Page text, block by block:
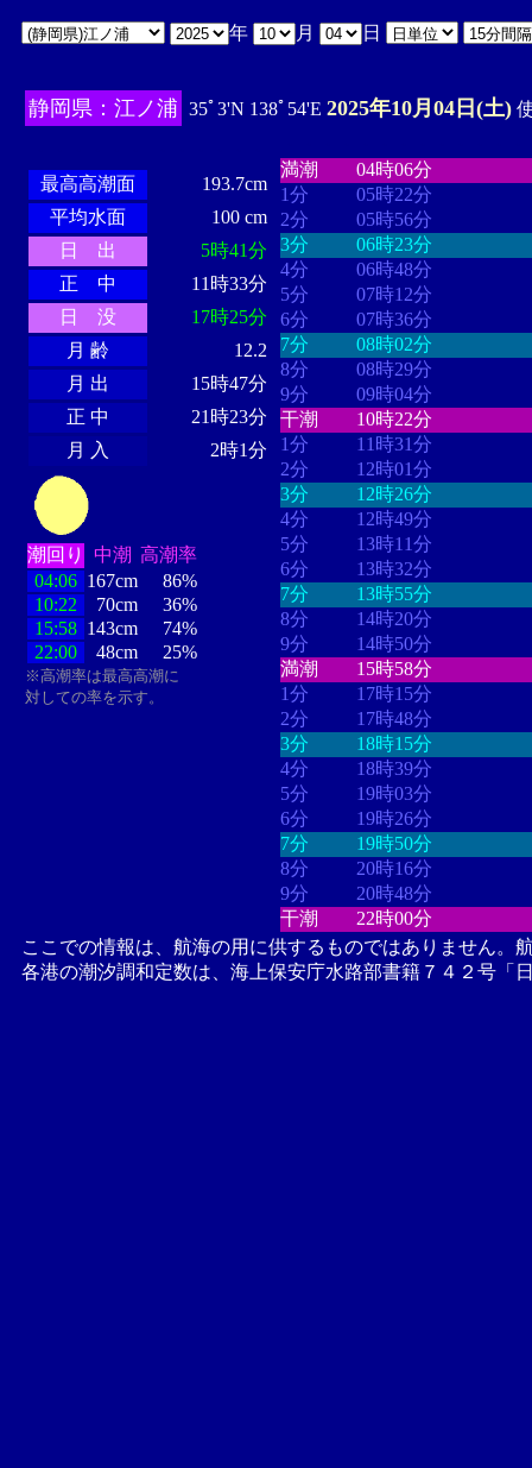
年 月 日
静岡県：江ノ浦 35ﾟ3'N 138ﾟ54'E 2025年10月04日(土)
最高高潮面
193.7cm
平均水面
100 cm
日 出
5時41分
正 中
11時33分
日 没
17時25分
月 齢
12.2
月 出
15時47分
正 中
21時23分
月 入
2時1分
潮回り 中潮 高潮率
04:06 167cm
86%
10:22
70cm
36%
15:58 143cm
74%
22:00
48cm 25%
※高潮率は最高高潮に
対しての率を示す。
満潮
04時06分
1分
05時22分
2分
05時56分
3分
06時23分
4分
06時48分
5分
07時12分
6分
07時36分
7分
08時02分
8分
08時29分
9分
09時04分
干潮
10時22分
1分
11時31分
2分
12時01分
3分
12時26分
4分
12時49分
5分
13時11分
6分
13時32分
7分
13時55分
8分
14時20分
9分
14時50分
満潮
15時58分
1分
17時15分
2分
17時48分
3分
18時15分
4分
18時39分
5分
19時03分
6分
19時26分
7分
19時50分
8分
20時16分
9分
20時48分
干潮
22時00分
ここでの情報は、航海の用に供するものではありません。
各港の潮汐調和定数は、海上保安庁水路部書籍７４２号「